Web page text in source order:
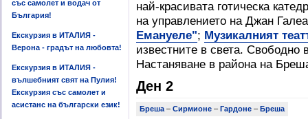
със самолет и водач от
България!
Екскурзия в ИТАЛИЯ -
Верона - градът на любовта!
Екскурзия в ИТАЛИЯ -
вълшебният свят на Пулия!
Екскурзия със самолет и
асистанс на български език!
най-красивата готическа
на управлението на Джан
Емануеле"; Музикалният
известните в света.
Настаняване в района на
Ден 2
Бреша – Сирмионе – Гардоне – Бреша